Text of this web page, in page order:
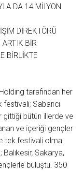
DA 14 MİLYON
DİREKTÖRÜ
ARTIK BİR
BİRLİKTE
tarafından her
festivali; Sabancı
gittiği bütün illerde ve
ve içeriği gençler
tek festivali olma
Sakarya,
buluştu. 350